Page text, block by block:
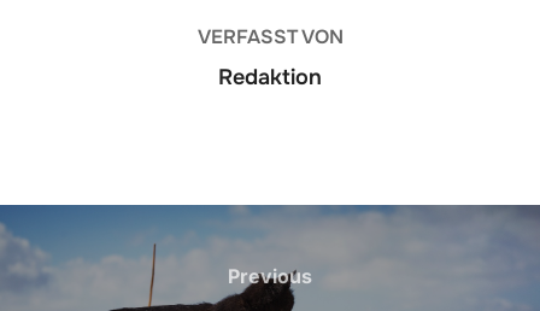
VERFASST VON
Redaktion
Beitragsnavigation
Previous
Previous